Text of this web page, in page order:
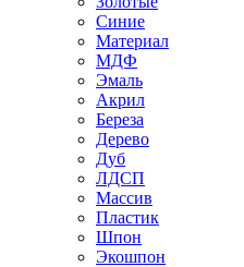
Синие
Материал
МДФ
Эмаль
Акрил
Береза
Дерево
Дуб
ЛДСП
Массив
Пластик
Шпон
Экошпон